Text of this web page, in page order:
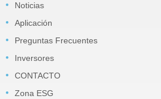
Noticias
Aplicación
Preguntas Frecuentes
Inversores
CONTACTO
Zona ESG